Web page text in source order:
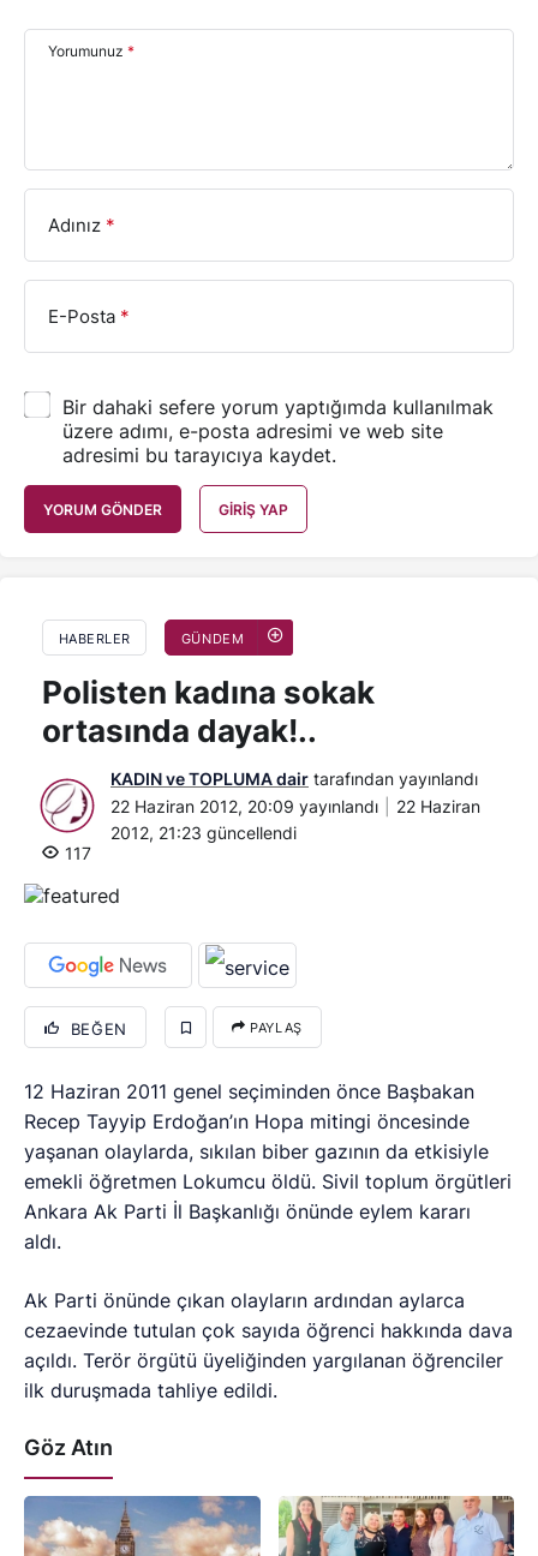
Yorumunuz *
Adınız *
E-Posta *
Bir dahaki sefere yorum yaptığımda kullanılmak
üzere adımı, e-posta adresimi ve web site
adresimi bu tarayıcıya kaydet.
YORUM GÖNDER GIRIŞ YAP
HABERLER GÜNDEM
Polisten kadına sokak
ortasında dayak!..
KADIN ve TOPLUMA dair tarafından yayınlandı
22 Haziran 2012, 20:09 yayınlandı
22 Haziran
2012, 21:23 güncellendi
117
BEĞEN PAYLAŞ
12 Haziran 2011 genel seçiminden önce Başbakan
Recep Tayyip Erdoğan’ın Hopa mitingi öncesinde
yaşanan olaylarda, sıkılan biber gazının da etkisiyle
emekli öğretmen Lokumcu öldü. Sivil toplum örgütleri
Ankara Ak Parti İl Başkanlığı önünde eylem kararı
aldı.
Ak Parti önünde çıkan olayların ardından aylarca
cezaevinde tutulan çok sayıda öğrenci hakkında dava
açıldı. Terör örgütü üyeliğinden yargılanan öğrenciler
ilk duruşmada tahliye edildi.
Göz Atın